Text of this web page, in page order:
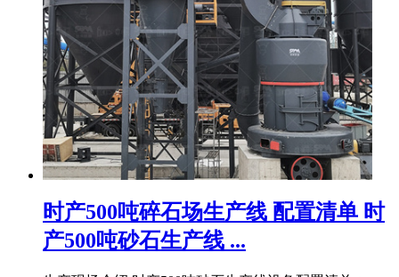
时产500吨碎石场生产线 配置清单 时
产500吨砂石生产线 ...